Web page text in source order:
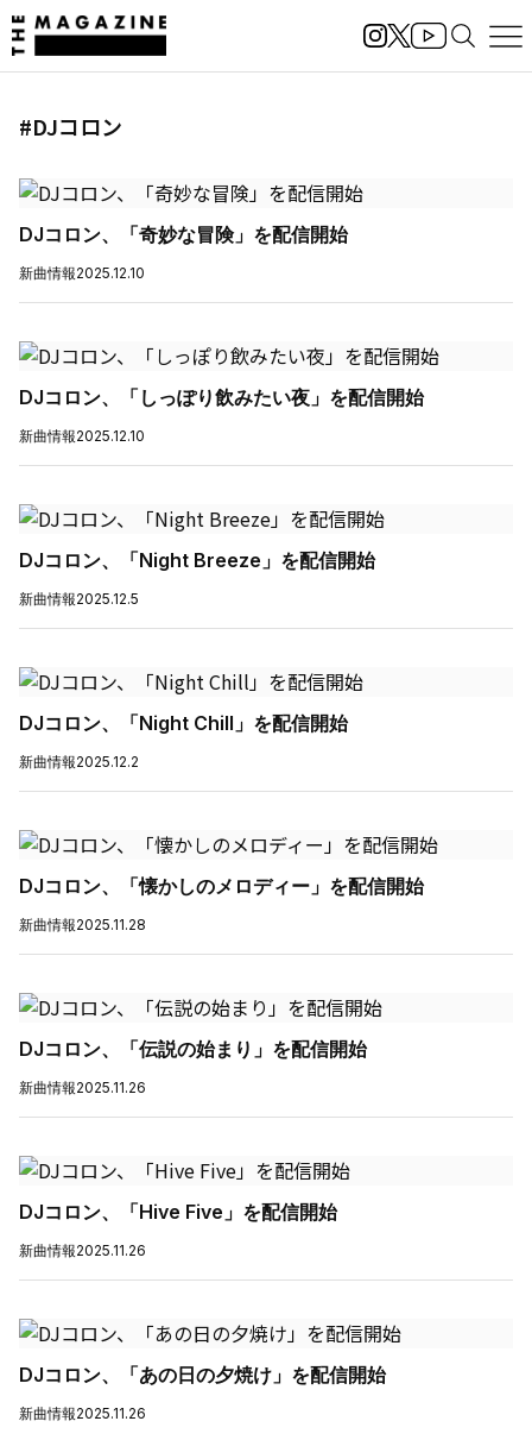
#DJコロン
DJコロン、「奇妙な冒険」を配信開始
新曲情報2025.12.10
DJコロン、「しっぽり飲みたい夜」を配信開始
新曲情報2025.12.10
DJコロン、「Night Breeze」を配信開始
新曲情報2025.12.5
DJコロン、「Night Chill」を配信開始
新曲情報2025.12.2
DJコロン、「懐かしのメロディー」を配信開始
新曲情報2025.11.28
DJコロン、「伝説の始まり」を配信開始
新曲情報2025.11.26
DJコロン、「Hive Five」を配信開始
新曲情報2025.11.26
DJコロン、「あの日の夕焼け」を配信開始
新曲情報2025.11.26